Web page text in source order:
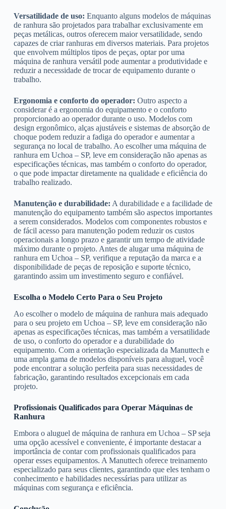
Versatilidade de uso: Enquanto alguns modelos de máquinas
de ranhura são projetados para trabalhar exclusivamente em
peças metálicas, outros oferecem maior versatilidade, sendo
capazes de criar ranhuras em diversos materiais. Para projetos
que envolvem múltiplos tipos de peças, optar por uma
máquina de ranhura versátil pode aumentar a produtividade e
reduzir a necessidade de trocar de equipamento durante o
trabalho.
Ergonomia e conforto do operador: Outro aspecto a
considerar é a ergonomia do equipamento e o conforto
proporcionado ao operador durante o uso. Modelos com
design ergonômico, alças ajustáveis e sistemas de absorção de
choque podem reduzir a fadiga do operador e aumentar a
segurança no local de trabalho. Ao escolher uma máquina de
ranhura em Uchoa – SP, leve em consideração não apenas as
especificações técnicas, mas também o conforto do operador,
o que pode impactar diretamente na qualidade e eficiência do
trabalho realizado.
Manutenção e durabilidade: A durabilidade e a facilidade de
manutenção do equipamento também são aspectos importantes
a serem considerados. Modelos com componentes robustos e
de fácil acesso para manutenção podem reduzir os custos
operacionais a longo prazo e garantir um tempo de atividade
máximo durante o projeto. Antes de alugar uma máquina de
ranhura em Uchoa – SP, verifique a reputação da marca e a
disponibilidade de peças de reposição e suporte técnico,
garantindo assim um investimento seguro e confiável.
Escolha o Modelo Certo Para o Seu Projeto
Ao escolher o modelo de máquina de ranhura mais adequado
para o seu projeto em Uchoa – SP, leve em consideração não
apenas as especificações técnicas, mas também a versatilidade
de uso, o conforto do operador e a durabilidade do
equipamento. Com a orientação especializada da Manuttech e
uma ampla gama de modelos disponíveis para aluguel, você
pode encontrar a solução perfeita para suas necessidades de
fabricação, garantindo resultados excepcionais em cada
projeto.
Profissionais Qualificados para Operar Máquinas de
Ranhura
Embora o aluguel de máquina de ranhura em Uchoa – SP seja
uma opção acessível e conveniente, é importante destacar a
importância de contar com profissionais qualificados para
operar esses equipamentos. A Manuttech oferece treinamento
especializado para seus clientes, garantindo que eles tenham o
conhecimento e habilidades necessárias para utilizar as
máquinas com segurança e eficiência.